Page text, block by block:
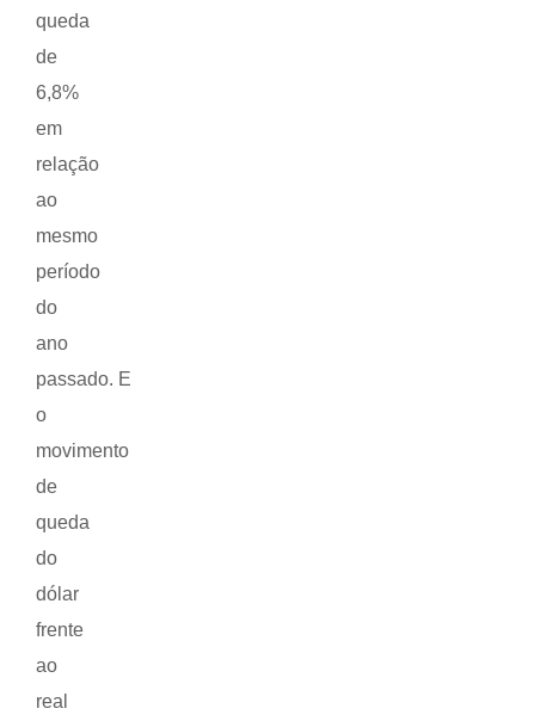
queda
de
6,8%
em
relação
ao
mesmo
período
do
ano
passado. E
o
movimento
de
queda
do
dólar
frente
ao
real